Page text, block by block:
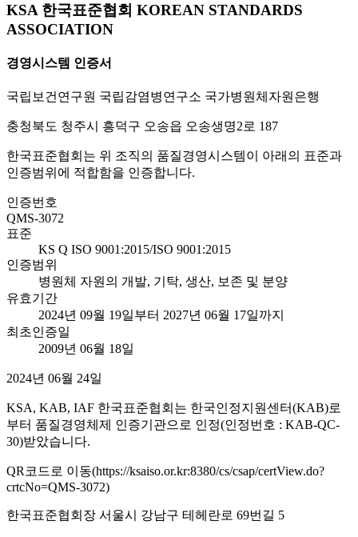
KSA 한국표준협회 KOREAN STANDARDS
ASSOCIATION
경영시스템 인증서
국립보건연구원 국립감염병연구소 국가병원체자원은행
충청북도 청주시 흥덕구 오송읍 오송생명2로 187
한국표준협회는 위 조직의 품질경영시스템이 아래의 표준과
인증범위에 적합함을 인증합니다.
인증번호
QMS-3072
표준
KS Q ISO 9001:2015/ISO 9001:2015
인증범위
병원체 자원의 개발, 기탁, 생산, 보존 및 분양
유효기간
2024년 09월 19일부터 2027년 06월 17일까지
최초인증일
2009년 06월 18일
2024년 06월 24일
KSA, KAB, IAF 한국표준협회는 한국인정지원센터(KAB)로
부터 품질경영체제 인증기관으로 인정(인정번호 : KAB-QC-
30)받았습니다.
QR코드로 이동(https://ksaiso.or.kr:8380/cs/csap/certView.do?
crtcNo=QMS-3072)
한국표준협회장 서울시 강남구 테헤란로 69번길 5